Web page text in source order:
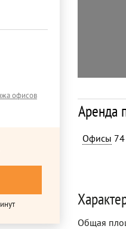
офисов
Аренда
Офисы 74
Общая